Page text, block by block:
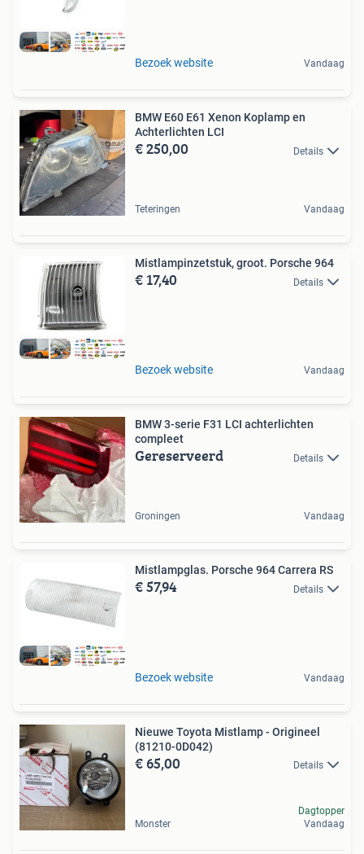
Bezoek website Vandaag
BMW E60 E61 Xenon Koplamp en
Achterlichten LCI
€ 250,00 Details
Teteringen Vandaag
Mistlampinzetstuk, groot. Porsche 964
€ 17,40 Details
Bezoek website Vandaag
BMW 3-serie F31 LCI achterlichten
compleet
Gereserveerd Details
Groningen Vandaag
Mistlampglas. Porsche 964 Carrera RS
€ 57,94 Details
Bezoek website Vandaag
Nieuwe Toyota Mistlamp - Origineel
(81210-0D042)
€ 65,00 Details
Monster
Dagtopper
Vandaag